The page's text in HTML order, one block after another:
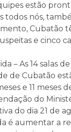
estão
todos nós,
Cubatão
e cinco
– As 14 salas
de Cubatão
e 11 meses
do
do dia 21 de
é aumentar a